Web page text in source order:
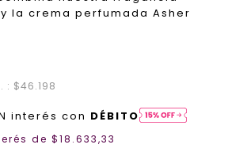
y la crema perfumada Asher
: $46.198
interés con DÉBITO
de$18.633,33